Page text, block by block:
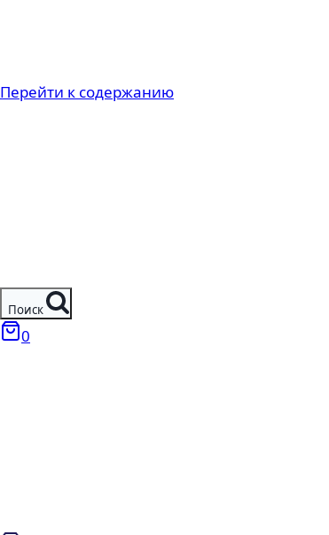
Перейти к содержанию
Поиск
0